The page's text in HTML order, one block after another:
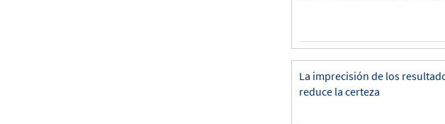
La imprecisión de los
reduce la certeza